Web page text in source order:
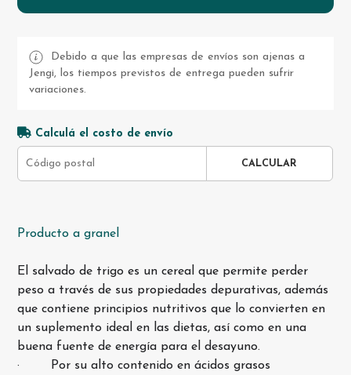
Debido a que las empresas de envíos son ajenas a
Jengi, los tiempos previstos de entrega pueden sufrir
variaciones.
Calculá el costo de envío
CALCULAR
Producto a granel
El salvado de trigo es un cereal que permite perder
peso a través de sus propiedades depurativas, además
que contiene principios nutritivos que lo convierten en
un suplemento ideal en las dietas, así como en una
buena fuente de energía para el desayuno.
· Por su alto contenido en ácidos grasos